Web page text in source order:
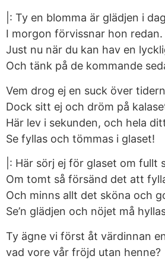
|: Ty en blomma är glädjen i
I morgon förvissnar hon redan.
Just nu när du kan hav en
Och tänk på de kommande
Vem drog ej en suck över
Dock sitt ej och dröm på
Här lev i sekunden, och hela
Se fyllas och tömmas i glaset!
|: Här sörj ej för glaset om fullt
Om tomt så försänd det att
Och minns allt det sköna och
Se’n glädjen och nöjet må
Ty ägne vi först åt värdinnan
vad vore vår fröjd utan henne?